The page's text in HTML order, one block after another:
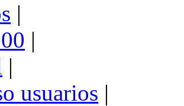
|
|
|
usuarios |